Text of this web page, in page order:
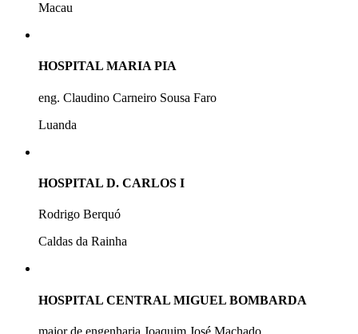
Macau
HOSPITAL MARIA PIA
eng. Claudino Carneiro Sousa Faro
Luanda
HOSPITAL D. CARLOS I
Rodrigo Berquó
Caldas da Rainha
HOSPITAL CENTRAL MIGUEL BOMBARDA
major de engenharia Joaquim José Machado